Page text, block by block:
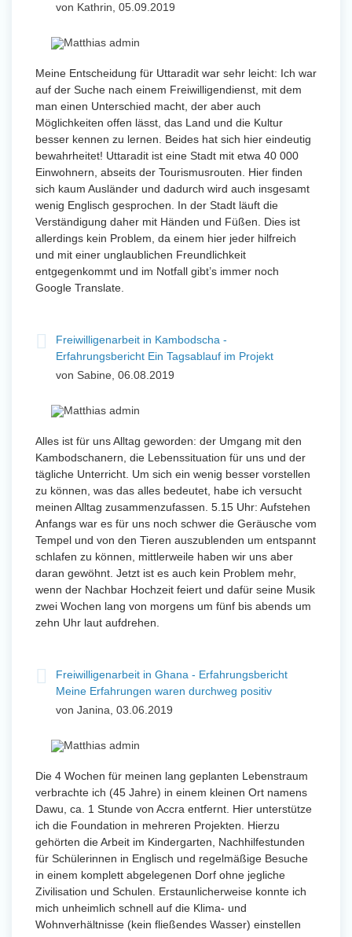
von Kathrin, 05.09.2019
Meine Entscheidung für Uttaradit war sehr leicht: Ich war
auf der Suche nach einem Freiwilligendienst, mit dem
man einen Unterschied macht, der aber auch
Möglichkeiten offen lässt, das Land und die Kultur
besser kennen zu lernen. Beides hat sich hier eindeutig
bewahrheitet! Uttaradit ist eine Stadt mit etwa 40 000
Einwohnern, abseits der Tourismusrouten. Hier finden
sich kaum Ausländer und dadurch wird auch insgesamt
wenig Englisch gesprochen. In der Stadt läuft die
Verständigung daher mit Händen und Füßen. Dies ist
allerdings kein Problem, da einem hier jeder hilfreich
und mit einer unglaublichen Freundlichkeit
entgegenkommt und im Notfall gibt’s immer noch
Google Translate.
Freiwilligenarbeit in Kambodscha -
Erfahrungsbericht Ein Tagsablauf im Projekt
von Sabine, 06.08.2019
Alles ist für uns Alltag geworden: der Umgang mit den
Kambodschanern, die Lebenssituation für uns und der
tägliche Unterricht. Um sich ein wenig besser vorstellen
zu können, was das alles bedeutet, habe ich versucht
meinen Alltag zusammenzufassen. 5.15 Uhr: Aufstehen
Anfangs war es für uns noch schwer die Geräusche vom
Tempel und von den Tieren auszublenden um entspannt
schlafen zu können, mittlerweile haben wir uns aber
daran gewöhnt. Jetzt ist es auch kein Problem mehr,
wenn der Nachbar Hochzeit feiert und dafür seine Musik
zwei Wochen lang von morgens um fünf bis abends um
zehn Uhr laut aufdrehen.
Freiwilligenarbeit in Ghana - Erfahrungsbericht
Meine Erfahrungen waren durchweg positiv
von Janina, 03.06.2019
Die 4 Wochen für meinen lang geplanten Lebenstraum
verbrachte ich (45 Jahre) in einem kleinen Ort namens
Dawu, ca. 1 Stunde von Accra entfernt. Hier unterstütze
ich die Foundation in mehreren Projekten. Hierzu
gehörten die Arbeit im Kindergarten, Nachhilfestunden
für Schülerinnen in Englisch und regelmäßige Besuche
in einem komplett abgelegenen Dorf ohne jegliche
Zivilisation und Schulen. Erstaunlicherweise konnte ich
mich unheimlich schnell auf die Klima- und
Wohnverhältnisse (kein fließendes Wasser) einstellen